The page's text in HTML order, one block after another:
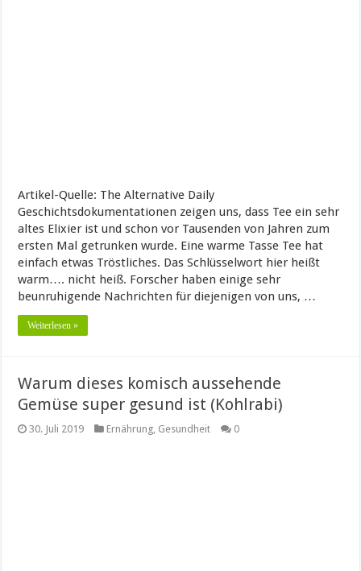
Artikel-Quelle: The Alternative Daily
Geschichtsdokumentationen zeigen uns, dass Tee ein sehr
altes Elixier ist und schon vor Tausenden von Jahren zum
ersten Mal getrunken wurde. Eine warme Tasse Tee hat
einfach etwas Tröstliches. Das Schlüsselwort hier heißt
warm…. nicht heiß. Forscher haben einige sehr
beunruhigende Nachrichten für diejenigen von uns, …
Weiterlesen »
Warum dieses komisch aussehende
Gemüse super gesund ist (Kohlrabi)
30. Juli 2019 Ernährung Gesundheit 0